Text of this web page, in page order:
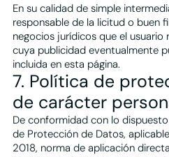
En su calidad de simple
responsable de la licitud o buen
negocios jurídicos que el usuario
cuya publicidad eventualmente
incluida en esta página.
7. Política de
de carácter
De conformidad con lo
de Protección de Datos,
2018, norma de aplicación